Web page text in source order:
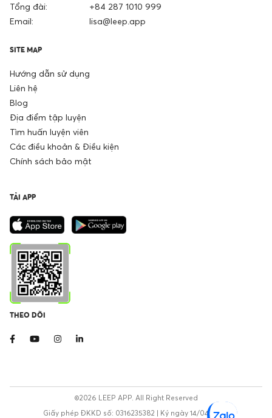
Tổng đài:
+84 287 1010 999
Email:
lisa@leep.app
SITE MAP
Hướng dẫn sử dụng
Liên hệ
Blog
Địa điểm tập luyện
Tìm huấn luyện viên
Các điều khoản & Điều kiện
Chính sách bảo mật
TẢI APP
THEO DÕI
©2026 LEEP APP. All Right Reserved
Giấy phép ĐKKD số: 0316235382 | Ký ngày 14/04/2020